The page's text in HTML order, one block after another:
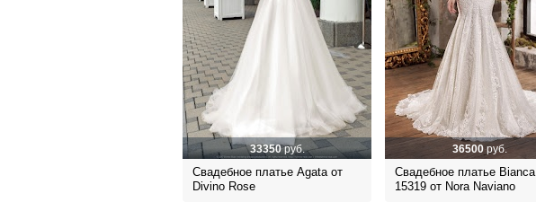
33350руб.
Свадебное платье Agata от
Divino Rose
36500руб.
Свадебное платье Bianca
15319 от Nora Naviano